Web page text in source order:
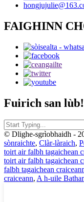
FAIGHINN
Fuirich san lùb!
© Dlighe-sgrìobhaidh -
sònraichte, Clàr-làraich,
toirt air falbh tagaichean
toirt air falbh tagaichean
falbh tagaichean
craiceann, A h-uile Bathar